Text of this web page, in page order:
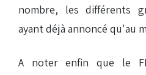
nombre, les différents
ayant déjà annoncé qu'au
A noter enfin que le